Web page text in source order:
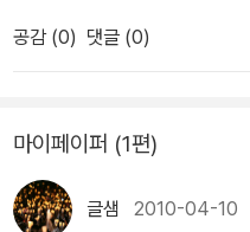
분이예요.또, 나 혼자 편이 살
린 말을 해도 그것을 고치려 하
는 용기를 갖고 계세요.이런 리
날에 대한민국이 이렇게 말도
은 수의 대통령들이 잘못된 정
각이 옳음을 믿으며 실천해야겠
공감 (0) 댓글 (0)
마이페이퍼 (1편)
글샘 2010-04-10